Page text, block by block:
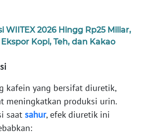
WIITEX 2026 Hingg Rp25 Miliar,
Kopi, Teh, dan Kakao
kafein yang bersifat diuretik,
meningkatkan produksi urin.
saat sahur, efek diuretik ini